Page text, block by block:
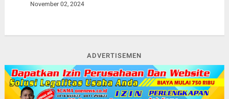
November 02, 2024
ADVERTISEMEN